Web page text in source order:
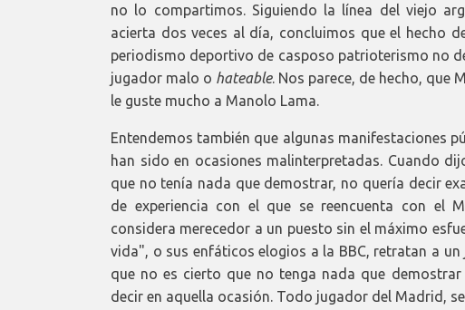
no lo compartimos. Siguiendo la línea del viejo
acierta dos veces al día, concluimos que el hecho
periodismo deportivo de casposo patrioterismo no
jugador malo o hateable. Nos parece, de hecho, que
le guste mucho a Manolo Lama.
Entendemos también que algunas manifestaciones
han sido en ocasiones malinterpretadas. Cuando
que no tenía nada que demostrar, no quería decir
de experiencia con el que se reencuenta con el
considera merecedor a un puesto sin el máximo
vida", o sus enfáticos elogios a la BBC, retratan a
que no es cierto que no tenga nada que
decir en aquella ocasión. Todo jugador del Madrid,